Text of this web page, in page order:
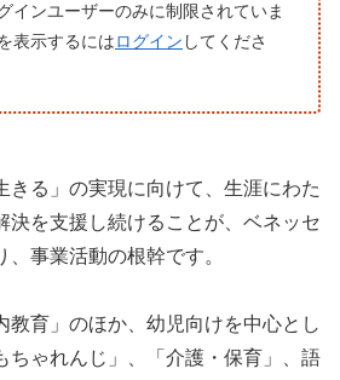
インユーザーのみに制限されていま
表示するにはログイン してくださ
きる」の実現に向けて、生涯にわた
決を支援し続けることが、ベネッセ
事業活動の根幹です。
教育」のほか、幼児向けを中心とし
ちゃれんじ」、「介護・保育」、語